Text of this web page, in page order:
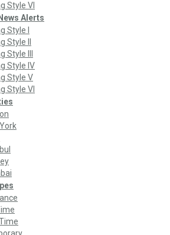
Style VI
Alerts
Style I
Style II
Style III
Style IV
Style V
Style VI